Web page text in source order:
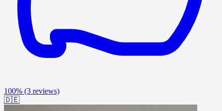
100% (3 reviews)
🇩🇪